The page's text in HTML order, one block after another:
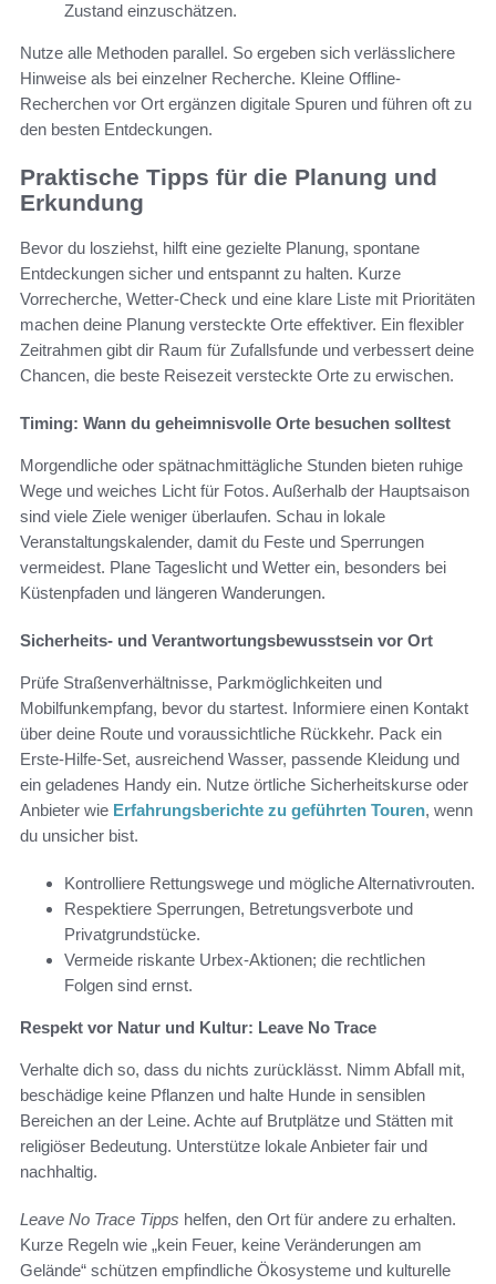
Zustand einzuschätzen.
Nutze alle Methoden parallel. So ergeben sich verlässlichere
Hinweise als bei einzelner Recherche. Kleine Offline-
Recherchen vor Ort ergänzen digitale Spuren und führen oft zu
den besten Entdeckungen.
Praktische Tipps für die Planung und
Erkundung
Bevor du losziehst, hilft eine gezielte Planung, spontane
Entdeckungen sicher und entspannt zu halten. Kurze
Vorrecherche, Wetter-Check und eine klare Liste mit Prioritäten
machen deine Planung versteckte Orte effektiver. Ein flexibler
Zeitrahmen gibt dir Raum für Zufallsfunde und verbessert deine
Chancen, die beste Reisezeit versteckte Orte zu erwischen.
Timing: Wann du geheimnisvolle Orte besuchen solltest
Morgendliche oder spätnachmittägliche Stunden bieten ruhige
Wege und weiches Licht für Fotos. Außerhalb der Hauptsaison
sind viele Ziele weniger überlaufen. Schau in lokale
Veranstaltungskalender, damit du Feste und Sperrungen
vermeidest. Plane Tageslicht und Wetter ein, besonders bei
Küstenpfaden und längeren Wanderungen.
Sicherheits- und Verantwortungsbewusstsein vor Ort
Prüfe Straßenverhältnisse, Parkmöglichkeiten und
Mobilfunkempfang, bevor du startest. Informiere einen Kontakt
über deine Route und voraussichtliche Rückkehr. Pack ein
Erste-Hilfe-Set, ausreichend Wasser, passende Kleidung und
ein geladenes Handy ein. Nutze örtliche Sicherheitskurse oder
Anbieter wie Erfahrungsberichte zu geführten Touren, wenn
du unsicher bist.
Kontrolliere Rettungswege und mögliche Alternativrouten.
Respektiere Sperrungen, Betretungsverbote und
Privatgrundstücke.
Vermeide riskante Urbex-Aktionen; die rechtlichen
Folgen sind ernst.
Respekt vor Natur und Kultur: Leave No Trace
Verhalte dich so, dass du nichts zurücklässt. Nimm Abfall mit,
beschädige keine Pflanzen und halte Hunde in sensiblen
Bereichen an der Leine. Achte auf Brutplätze und Stätten mit
religiöser Bedeutung. Unterstütze lokale Anbieter fair und
nachhaltig.
Leave No Trace Tipps helfen, den Ort für andere zu erhalten.
Kurze Regeln wie „kein Feuer, keine Veränderungen am
Gelände“ schützen empfindliche Ökosysteme und kulturelle